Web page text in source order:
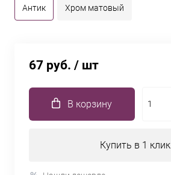
Антик Хром матовый
67 руб. / шт
В корзину
Купить в 1 клик